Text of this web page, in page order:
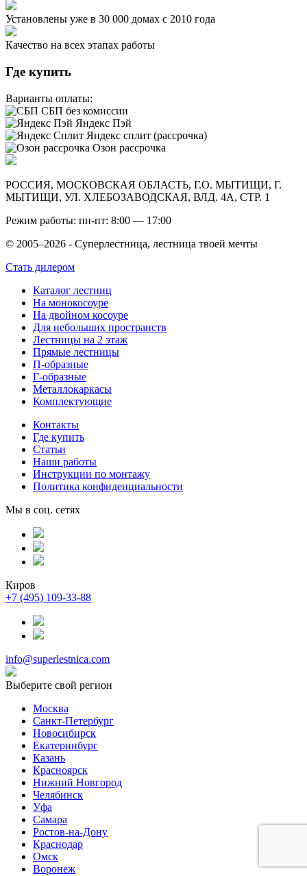
Установлены уже в 30 000 домах с 2010 года
Качество на всех этапах работы
Где купить
Варианты оплаты:
СБП без комиссии
Яндекс Пэй
Яндекс сплит (рассрочка)
Озон рассрочка
РОССИЯ, МОСКОВСКАЯ ОБЛАСТЬ, Г.О. МЫТИЩИ, Г.
МЫТИЩИ, УЛ. ХЛЕБОЗАВОДСКАЯ, ВЛД. 4А, СТР. 1
Режим работы: пн-пт: 8:00 — 17:00
© 2005–2026 - Суперлестница, лестница твоей мечты
Стать дилером
Каталог лестниц
На монокосоуре
На двойном косоуре
Для небольших пространств
Лестницы на 2 этаж
Прямые лестницы
П-образные
Г-образные
Металлокаркасы
Комплектующие
Контакты
Где купить
Статьи
Наши работы
Инструкции по монтажу
Политика конфиденциальности
Мы в соц. сетях
Киров
+7 (495) 109-33-88
info@superlestnica.com
Выберите свой регион
Москва
Санкт-Петербург
Новосибирск
Екатеринбург
Казань
Красноярск
Нижний Новгород
Челябинск
Уфа
Самара
Ростов-на-Дону
Краснодар
Омск
Воронеж